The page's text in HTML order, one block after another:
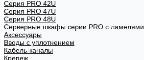
Серия PRO 42U
Серия PRO 47U
Серия PRO 48U
Серверные шкафы серии PRO с ламелями
Аксессуары
Вводы с уплотнением
Кабель-каналы
Крепеж